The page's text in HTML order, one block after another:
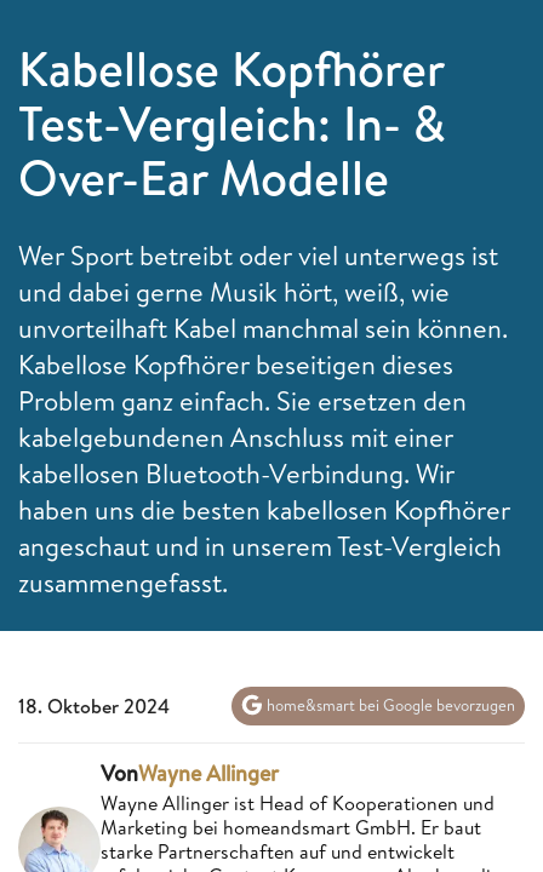
Kabellose Kopfhörer
Test-Vergleich: In- &
Over-Ear Modelle
Wer Sport betreibt oder viel unterwegs ist
und dabei gerne Musik hört, weiß, wie
unvorteilhaft Kabel manchmal sein können.
Kabellose Kopfhörer beseitigen dieses
Problem ganz einfach. Sie ersetzen den
kabelgebundenen Anschluss mit einer
kabellosen Bluetooth-Verbindung. Wir
haben uns die besten kabellosen Kopfhörer
angeschaut und in unserem Test-Vergleich
zusammengefasst.
18. Oktober 2024 home&smart bei Google bevorzugen
VonWayne Allinger
Wayne Allinger ist Head of Kooperationen und
Marketing bei homeandsmart GmbH. Er baut
starke Partnerschaften auf und entwickelt